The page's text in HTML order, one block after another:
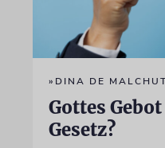
»DINA DE
Gottes
Gesetz?